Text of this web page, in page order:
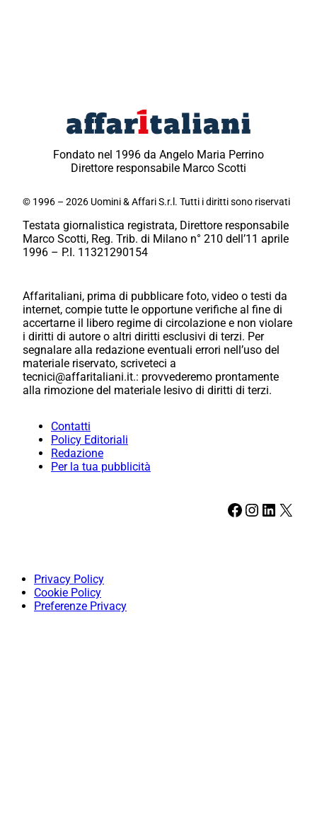
Fondato nel 1996 da Angelo Maria Perrino
Direttore responsabile Marco Scotti
© 1996 – 2026 Uomini & Affari S.r.l. Tutti i diritti sono riservati
Testata giornalistica registrata, Direttore responsabile
Marco Scotti, Reg. Trib. di Milano n° 210 dell’11 aprile
1996 – P.I. 11321290154
Affaritaliani, prima di pubblicare foto, video o testi da
internet, compie tutte le opportune verifiche al fine di
accertarne il libero regime di circolazione e non violare
i diritti di autore o altri diritti esclusivi di terzi. Per
segnalare alla redazione eventuali errori nell’uso del
materiale riservato, scriveteci a
tecnici@affaritaliani.it.: provvederemo prontamente
alla rimozione del materiale lesivo di diritti di terzi.
Contatti
Policy Editoriali
Redazione
Per la tua pubblicità
Facebook Instagram LinkedIn X
Privacy Policy
Cookie Policy
Preferenze Privacy